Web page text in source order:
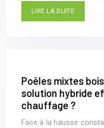
LIRE LA SUITE
Poêles mixtes
solution hybride
chauffage ?
Face à la hausse